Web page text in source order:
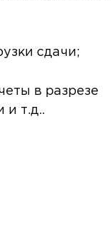
сдачи;
в разрезе
и т.д..